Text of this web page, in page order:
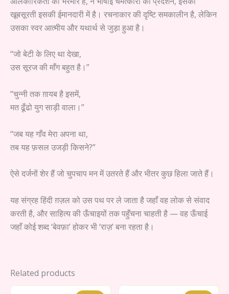
खूबसूरती इसकी ईमानदारी में है। रचनाकार की दृष्टि समकालीन है, लेकिन
उसका स्वर आत्मीय और यथार्थ से जुड़ा हुआ है।
“जो बेटी के लिए था देखा,
उस सूरज की माँग बहुत है।”
“चुन्नी तक ग़ायब है इसमें,
मत ढूँढो युग साड़ी वाला।”
“जब यह गाँव मेरा अपना था,
तब यह फ़सल उजड़ी किसने?”
ऐसे दर्जनों शेर हैं जो चुपचाप मन में उतरते हैं और भीतर कुछ हिला जाते हैं।
यह संग्रह हिंदी ग़ज़ल को उस पथ पर ले जाता है जहाँ वह लोक से संवाद
करती है, और साहित्य की ऊँचाइयों तक पहुँचना चाहती है — वह ऊँचाई
जहाँ कोई शब्द ‘बेवफ़ा’ होकर भी ‘राज़’ बना रहता है।
Related products